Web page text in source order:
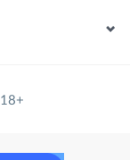
18+